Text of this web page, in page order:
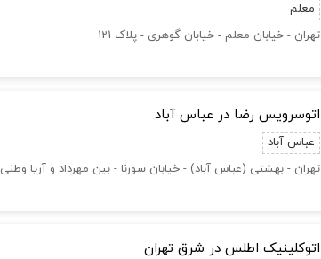
معلم
تهران - خیابان معلم - خیابان گوهری - پلاک 121
اتوسرویس رضا در عباس آباد
عباس آباد
تهران - بهشتی (عباس آباد) - خیابان سورنا - بین مهرداد و آریا وطنی
اتوکلینیک اطلس در شرق تهران